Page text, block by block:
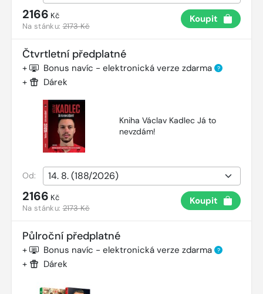
2166 Kč
Na stánku:2173 Kč
Koupit
Čtvrtletní předplatné
+ Bonus navíc - elektronická verze zdarma ?
+ Dárek
Kniha Václav Kadlec Já to
nevzdám!
Od:
2166 Kč
Na stánku:2173 Kč
Koupit
Půlroční předplatné
+ Bonus navíc - elektronická verze zdarma ?
+ Dárek